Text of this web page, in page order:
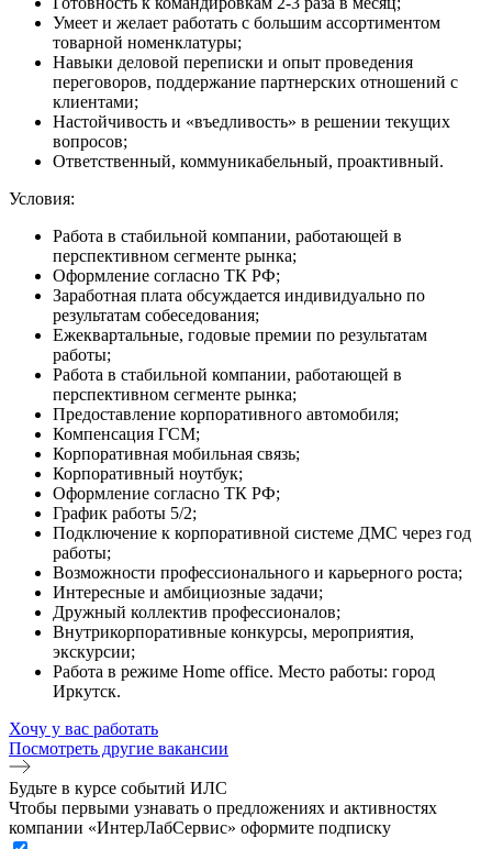
Умеет и желает работать с большим ассортиментом
товарной номенклатуры;
Навыки деловой переписки и опыт проведения
переговоров, поддержание партнерских отношений с
клиентами;
Настойчивость и «въедливость» в решении текущих
вопросов;
Ответственный, коммуникабельный, проактивный.
Условия:
Работа в стабильной компании, работающей в
перспективном сегменте рынка;
Оформление согласно ТК РФ;
Заработная плата обсуждается индивидуально по
результатам собеседования;
Ежеквартальные, годовые премии по результатам
работы;
Работа в стабильной компании, работающей в
перспективном сегменте рынка;
Предоставление корпоративного автомобиля;
Компенсация ГСМ;
Корпоративная мобильная связь;
Корпоративный ноутбук;
Оформление согласно ТК РФ;
График работы 5/2;
Подключение к корпоративной системе ДМС через год
работы;
Возможности профессионального и карьерного роста;
Интересные и амбициозные задачи;
Дружный коллектив профессионалов;
Внутрикорпоративные конкурсы, мероприятия,
экскурсии;
Работа в режиме Home office. Место работы: город
Иркутск.
Хочу у вас работать
Посмотреть другие вакансии
Будьте в курсе событий ИЛС
Чтобы первыми узнавать о предложениях и активностях
компании «ИнтерЛабСервис» оформите подписку